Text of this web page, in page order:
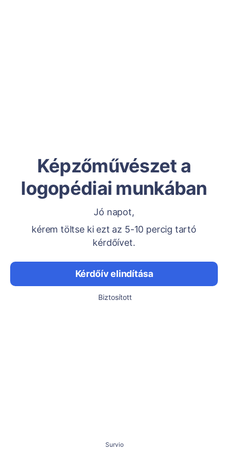
Képzőművészet a
logopédiai munkában
Jó napot,
kérem töltse ki ezt az 5-10 percig tartó
kérdőívet.
Kérdőív elindítása
Biztosított
Survio